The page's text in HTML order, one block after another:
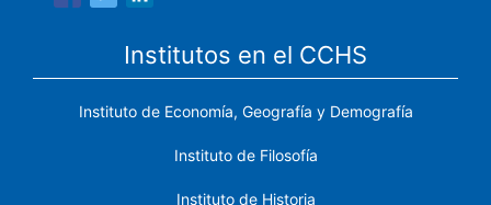
Institutos en el CCHS
Instituto de Economía, Geografía y Demografía
Instituto de Filosofía
Instituto de Historia